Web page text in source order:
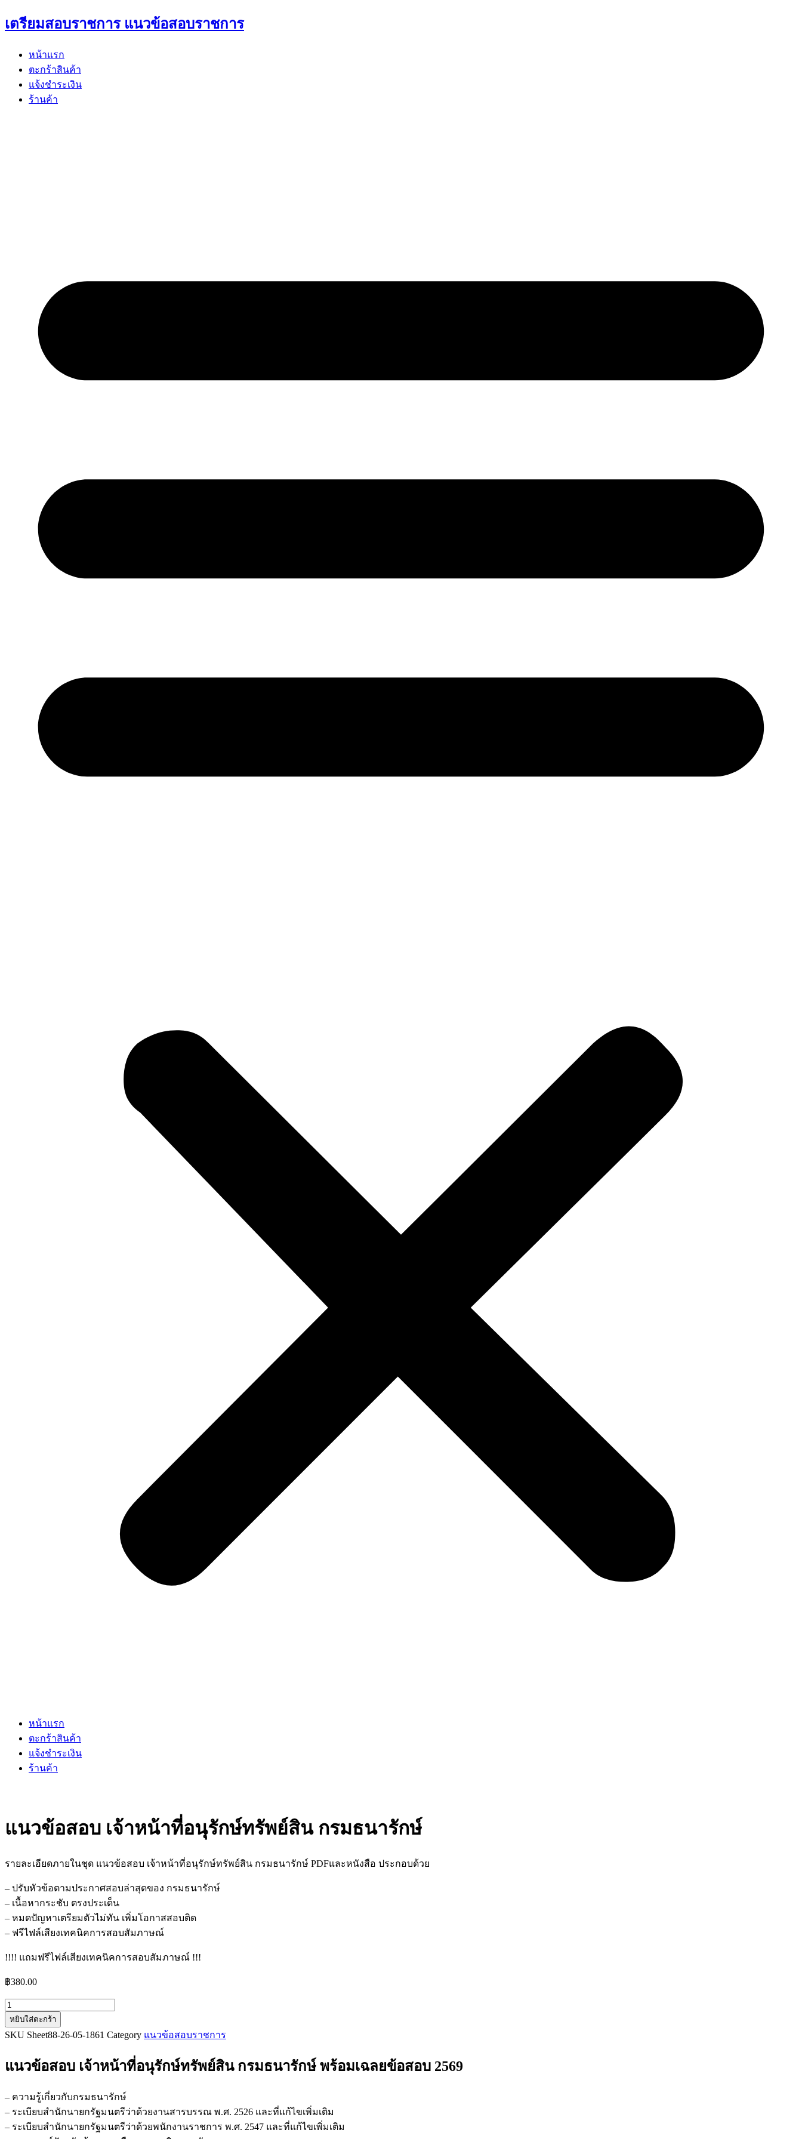
Skip
to
เตรียมสอบราชการ แนวข้อสอบราชการ
หน้าแรก
ตะกร้าสินค้า
แจ้งชำระเงิน
ร้านค้า
หน้าแรก
ตะกร้าสินค้า
แจ้งชำระเงิน
ร้านค้า
แนวข้อสอบ เจ้าหน้าที่อนุรักษ์ทรัพย์สิน กรมธนารักษ์
รายละเอียดภายในชุด แนวข้อสอบ เจ้าหน้าที่อนุรักษ์ทรัพย์สิน กรมธนารักษ์ PDFและหนังสือ ประกอบด้วย
– ปรับหัวข้อตามประกาศสอบล่าสุดของ กรมธนารักษ์
– เนื้อหากระชับ ตรงประเด็น
– หมดปัญหาเตรียมตัวไม่ทัน เพิ่มโอกาสสอบติด
– ฟรีไฟล์เสียงเทคนิคการสอบสัมภาษณ์
!!!! แถมฟรีไฟล์เสียงเทคนิคการสอบสัมภาษณ์ !!!
฿380.00
จำนวน
แนว
ข้อสอบ
หน้าที่
ทรัพย์สิน
กรม
ธนารักษ์
หยิบใส่ตะกร้า
SKU Sheet88-26-05-1861 Category แนวข้อสอบราชการ
แนวข้อสอบ เจ้าหน้าที่อนุรักษ์ทรัพย์สิน กรมธนารักษ์ พร้อมเฉลยข้อสอบ 2569
– ความรู้เกี่ยวกับกรมธนารักษ์
– ระเบียบสำนักนายกรัฐมนตรีว่าด้วยงานสารบรรณ พ.ศ. 2526 และที่แก้ไขเพิ่มเติม
– ระเบียบสำนักนายกรัฐมนตรีว่าด้วยพนักงานราชการ พ.ศ. 2547 และที่แก้ไขเพิ่มเติม